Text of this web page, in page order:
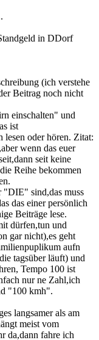
in DDorf
(ich verstehe
Beitrag noch nicht
einschalten" und
ist
oder hören. Zitat:
wenn das euer
seit keine
Reihe bekommen
"DIE" sind,das muss
das einer persönlich
Beiträge lese.
dürfen,tun und
gar nicht),es geht
aufn
tagsüber läuft) und
Tempo 100 ist
nur ne Zahl,ich
"100 kmh".
langsamer als am
meist vom
da,dann fahre ich